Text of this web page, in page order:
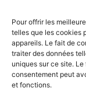
Pour offrir les
telles que les cookies
appareils. Le fait de
traiter des données
uniques sur ce site.
consentement peut
et fonctions.
NEWSLETTER
Découvrez les
et les nouveautés